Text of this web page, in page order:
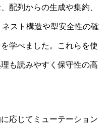
配列からの生成や集約、
スト構造や型安全性の確
学べました。これらを使
も読みやすく保守性の高
応じてミューテーション